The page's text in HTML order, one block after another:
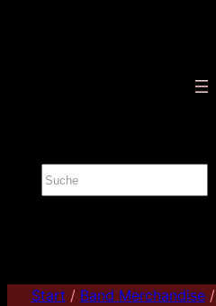
S
u
Start / Band Merchandise/